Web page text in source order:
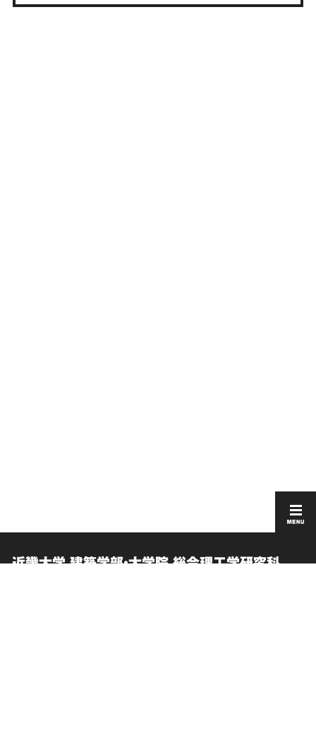
近畿大学 建築学部・大学院 総合理工学研究科